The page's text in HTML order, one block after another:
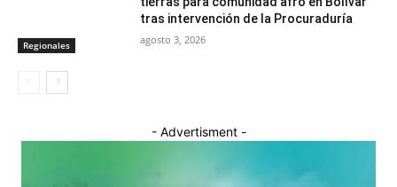
Regionales
tras intervención de la Procuraduría
agosto 3, 2026
- Advertisment -